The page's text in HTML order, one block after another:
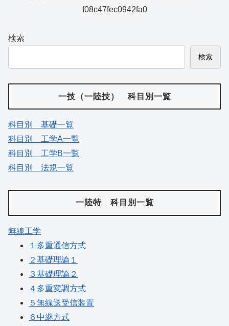
f08c47fec0942fa0
検索
検索
一技（一陸技） 科目別一覧
科目別 基礎一覧
科目別 工学A一覧
科目別 工学B一覧
科目別 法規一覧
一陸特 科目別一覧
無線工学
１多重通信方式
２基礎理論１
３基礎理論２
４多重変調方式
５無線送受信装置
６中継方式